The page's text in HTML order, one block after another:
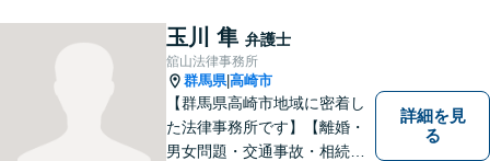
能】
玉川 隼 弁護士
舘山法律事務所
群馬県|高崎市
【群馬県高崎市地域に密着し
た法律事務所です】【離婚・
男女問題・交通事故・相続問
詳細を見
る